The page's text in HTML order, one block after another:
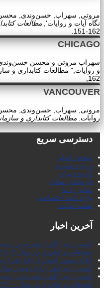
نگاه آیات و روایات', مطالعات
151-162.
CHICAGO
سهراب مروتی و محسن حسن‌وندی,
162,
VANCOUVER
مروتی, سهراب, حسن‌وندی, محسن.
روایات. مطالعات کتابداری و
دسترسی سریع
صفحه اصلی
درباره نشریه
گروه دبیران
فرستادن مقاله
تماس با ما
واژه نامه اختصاصی
نقشه سایت
آخرین اخبار
کسب رتبه "الف" نشریه در
تحقیقات و فناوری در سال ۱۴۰۳
ابلاغ دستور العمل ارجاع دهی/
کسب رتبه الف برای دومین سال
کسب رتبه "الف" نشریه در
تحقیقات و فناوری در سال ۱۴۰۰